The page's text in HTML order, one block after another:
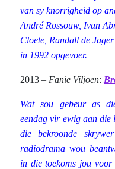
van sy knorrigheid op
André Rossouw, Ivan
Cloete, Randall de
in 1992 opgevoer.
2013 – Fanie Viljoen:
Wat sou gebeur as
eendag vir ewig aan
die bekroonde
radiodrama wou
in die toekoms jou voor